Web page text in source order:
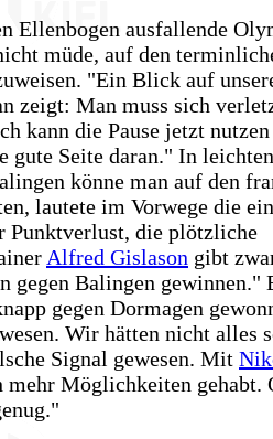
Ellenbogen ausfallende
müde, auf den
"Ein Blick auf
zeigt: Man muss sich
kann die Pause jetzt
gute Seite daran." In
könne man auf den
lautete im Vorwege die
Punktverlust, die plötzliche
Alfred Gislason gibt
gegen Balingen gewinnen."
gegen Dormagen
Wir hätten nicht alles
Signal gewesen. Mit
Möglichkeiten gehabt.